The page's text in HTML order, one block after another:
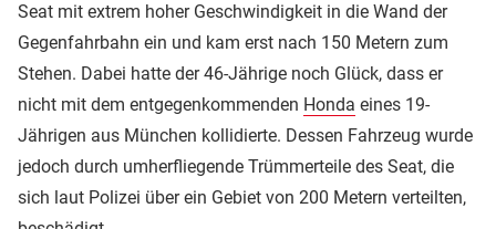
Seat mit extrem hoher Geschwindigkeit in die Wand der
Gegenfahrbahn ein und kam erst nach 150 Metern zum
Stehen. Dabei hatte der 46-Jährige noch Glück, dass er
nicht mit dem entgegenkommenden Honda eines 19-
Jährigen aus München kollidierte. Dessen Fahrzeug wurde
jedoch durch umherfliegende Trümmerteile des Seat, die
sich laut Polizei über ein Gebiet von 200 Metern verteilten,